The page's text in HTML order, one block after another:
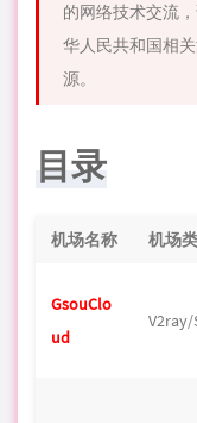
的网络技术交流
华人民共和国相
源。
目录
机场名称 机场
GsouClo
ud
V2ray/